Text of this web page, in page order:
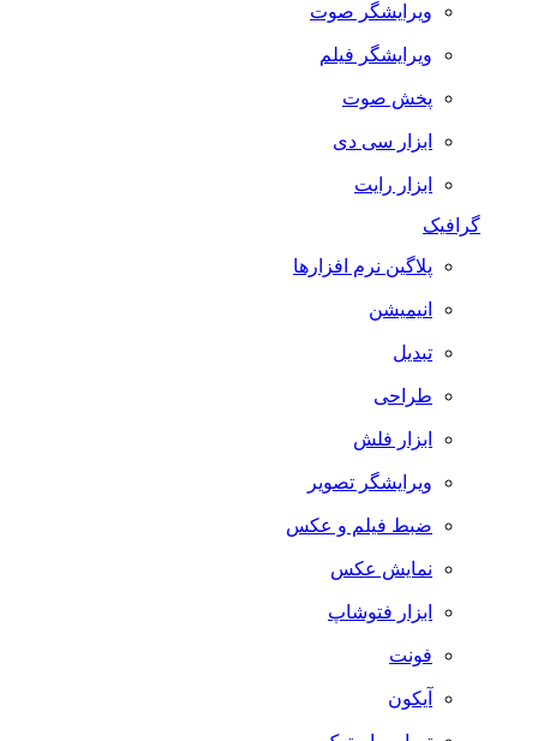
ویرایشگر صوت
ویرایشگر فیلم
پخش صوت
ابزار سی دی
ابزار رایت
گرافیک
پلاگین نرم افزارها
انیمیشن
تبدیل
طراحی
ابزار فلش
ویرایشگر تصویر
ضبط فيلم و عكس
نمایش عکس
ابزار فتوشاپ
فونت
آیکون